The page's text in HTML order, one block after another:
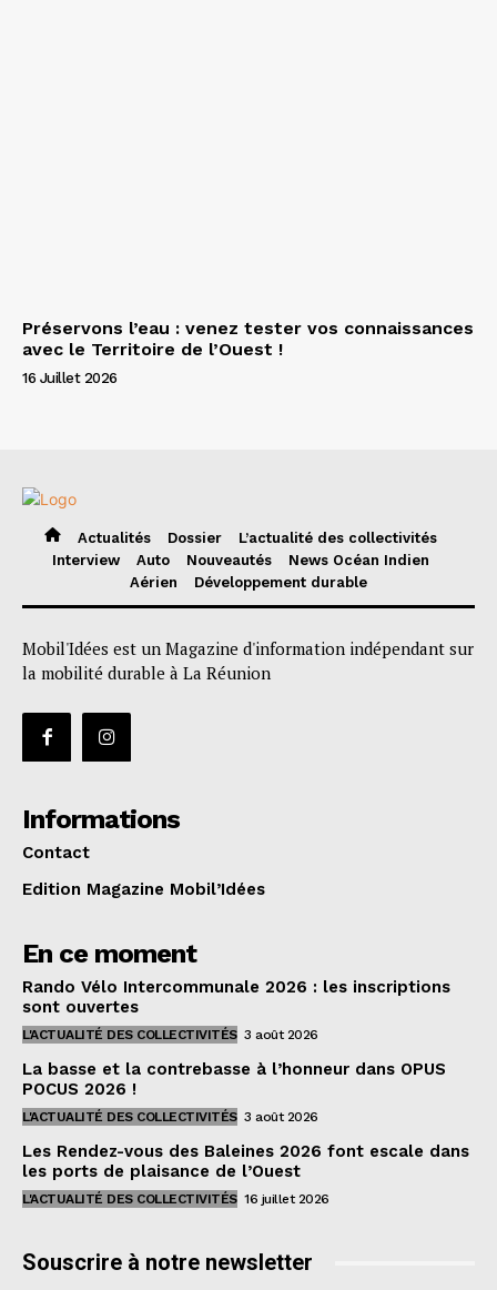
Préservons l’eau : venez tester vos connaissances
avec le Territoire de l’Ouest !
16 Juillet 2026
Actualités Dossier
L’actualité des collectivités
Interview
Auto Nouveautés
News Océan Indien
Aérien
Développement durable
Mobil'Idées est un Magazine d'information indépendant sur
la mobilité durable à La Réunion
Informations
Contact
Edition Magazine Mobil’Idées
En ce moment
Rando Vélo Intercommunale 2026 : les inscriptions
sont ouvertes
L'ACTUALITÉ DES COLLECTIVITÉS 3 août 2026
La basse et la contrebasse à l’honneur dans OPUS
POCUS 2026 !
L'ACTUALITÉ DES COLLECTIVITÉS 3 août 2026
Les Rendez-vous des Baleines 2026 font escale dans
les ports de plaisance de l’Ouest
L'ACTUALITÉ DES COLLECTIVITÉS 16 juillet 2026
Souscrire à notre newsletter